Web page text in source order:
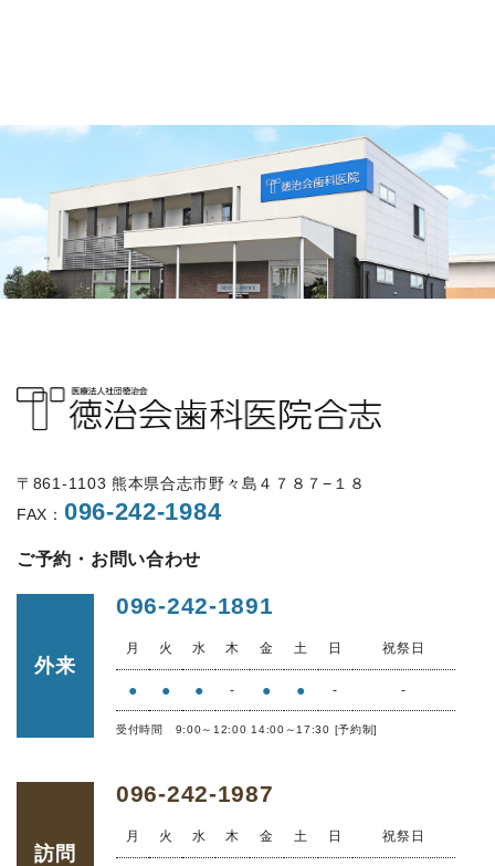
〒861-1103 熊本県合志市野々島４７８７−１８
FAX： 096-242-1984
ご予約・お問い合わせ
外来
096-242-1891
月 火 水 木 金 土 日 祝祭日
● ● ● - ● ● - -
受付時間 9:00～12:00 14:00～17:30 [予約制]
訪問
096-242-1987
月 火 水 木 金 土 日 祝祭日